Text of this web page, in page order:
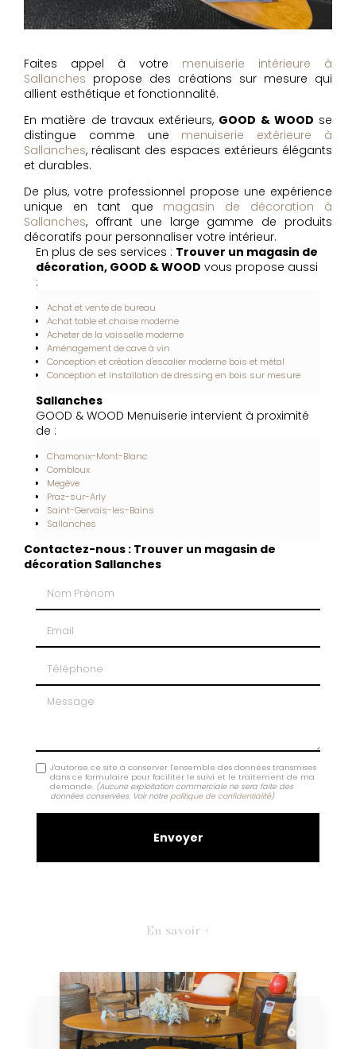
Faites appel à votre menuiserie intérieure à
Sallanches propose des créations sur mesure qui
allient esthétique et fonctionnalité.
En matière de travaux extérieurs, GOOD & WOOD se
distingue comme une menuiserie extérieure à
Sallanches, réalisant des espaces extérieurs élégants
et durables.
De plus, votre professionnel propose une expérience
unique en tant que magasin de décoration à
Sallanches, offrant une large gamme de produits
décoratifs pour personnaliser votre intérieur.
En plus de ses services : Trouver un magasin de
décoration, GOOD & WOOD vous propose aussi
:
Achat et vente de bureau
Achat table et chaise moderne
Acheter de la vaisselle moderne
Aménagement de cave à vin
Conception et création d'escalier moderne bois et métal
Conception et installation de dressing en bois sur mesure
Sallanches
GOOD & WOOD Menuiserie intervient à proximité
de :
Chamonix-Mont-Blanc
Combloux
Megève
Praz-sur-Arly
Saint-Gervais-les-Bains
Sallanches
Contactez-nous : Trouver un magasin de
décoration Sallanches
Message
J'autorise ce site à conserver l'ensemble des données transmises
dans ce formulaire pour faciliter le suivi et le traitement de ma
demande. (Aucune exploitation commerciale ne sera faite des
données conservées. Voir notre politique de confidentialité)
En savoir +